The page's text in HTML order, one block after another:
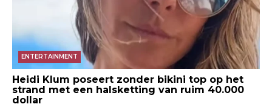
ENTERTAINMENT
Heidi Klum poseert zonder bikini top op het
strand met een halsketting van ruim 40.000
dollar